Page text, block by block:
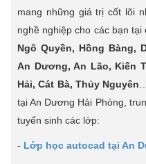
mang những giá trị cốt lõi
nghề nghiệp cho các bạn tại
Ngô Quyền, Hồng Bàng,
An Dương, An Lão, Kiến
Hải, Cát Bà, Thủy Nguyên
tại An Dương Hải Phòng,
tuyển sinh các lớp:
- Lớp học autocad tại An